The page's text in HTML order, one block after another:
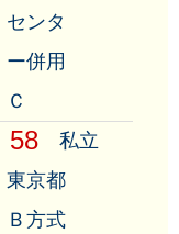
センタ
ー併用
Ｃ
58
私立
東京都
Ｂ方式